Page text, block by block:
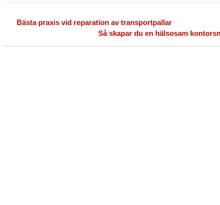
Bästa praxis vid reparation av transportpallar
Så skapar du en hälsosam